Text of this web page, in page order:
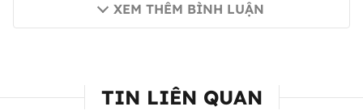
XEM THÊM BÌNH LUẬN
TIN LIÊN QUAN